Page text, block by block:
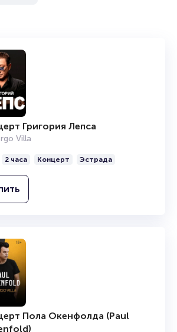
вернуть, сдать или продать билет
Григория Лепса
Villa
2 часа Концерт Эстрада
Пола Окенфолда (Paul